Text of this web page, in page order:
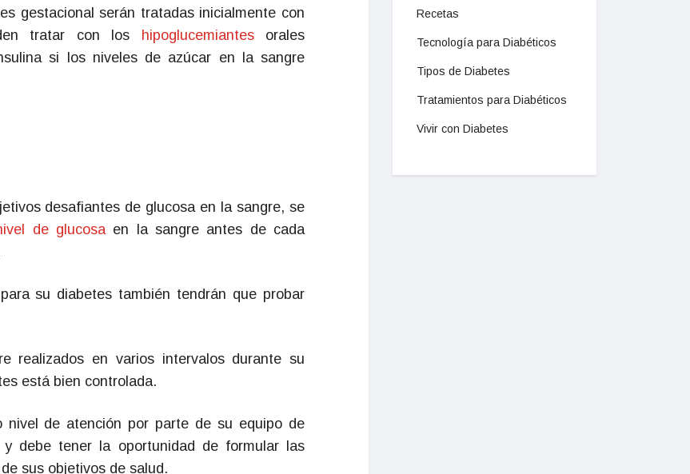
gestacional serán tratadas inicialmente con
tratar con los hipoglucemiantes orales
si los niveles de azúcar en la sangre
desafiantes de glucosa en la sangre, se
de glucosaen la sangre antes de cada
su diabetes también tendrán que probar
realizados en varios intervalos durante su
está bien controlada.
nivel de atención por parte de su equipo de
debe tener la oportunidad de formular las
sus objetivos de salud.
Recetas
Tecnología para Diabéticos
Tipos de Diabetes
Tratamientos para Diabéticos
Vivir con Diabetes